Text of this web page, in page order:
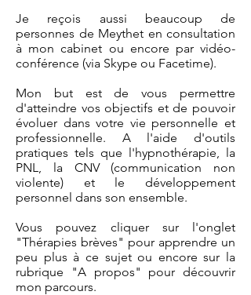
Je reçois aussi beaucoup de
personnes de Meythet en consultation
à mon cabinet ou encore par vidéo-
conférence (via Skype ou Facetime).
Mon but est de vous permettre
d'atteindre vos objectifs et de pouvoir
évoluer dans votre vie personnelle et
professionnelle. A l'aide d'outils
pratiques tels que l'hypnothérapie, la
PNL, la CNV (communication non
violente) et le développement
personnel dans son ensemble.
Vous pouvez cliquer sur l'onglet
"Thérapies brèves" pour apprendre un
peu plus à ce sujet ou encore sur la
rubrique "A propos" pour découvrir
mon parcours.